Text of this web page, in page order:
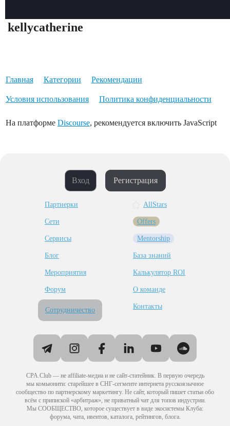
kellycatherine
Главная Категории Рекомендации
Условия использования Политика конфиденциальности
На платформе Discourse, рекомендуется включить JavaScript
Вход Регистрация
Партнерки
Сети
Сервисы
Блог
Мероприятия
Форум
Сотрудничество
AllStars
Offers
Mentorship
База знаний
Калькулятор ROI
О команде
Контакты
CPA.Club — не affiliate-медиа и не сайт-статейник. В первую очередь
мы комьюнити: старейшее в СНГ-сегменте интернета русскоязычное
сообщество по партнерскому маркетингу. Не сайт, который пишет статьи обо
всём с припиской «арбитраж», не приватный чат для топов индустрии.
Мы СООБЩЕСТВО, которое существует в виде экосистемы Клуба:
форума, чата, ивентов, каталога, рейтингов, блога.